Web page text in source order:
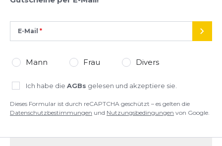
Bis zu 38h Akkulaufzeit im GPS-Modus
Bis zu 24 Tage Akkulaufzeit im Smartwatch-Modus
E-Mail
Mann Frau Divers
Ich habe die AGBs gelesen und akzeptiere sie.
Dieses Formular ist durch reCAPTCHA geschützt – es gelten die
Datenschutzbestimmungen und Nutzungsbedingungen von Google.